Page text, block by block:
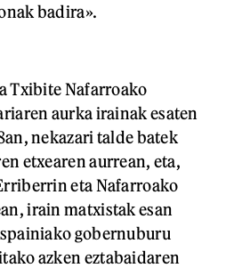
badira».
Txibite Nafarroako
aurka irainak esaten
nekazari talde batek
etxearen aurrean, eta,
eta Nafarroako
irain matxistak esan
gobernuburu
azken eztabaidaren